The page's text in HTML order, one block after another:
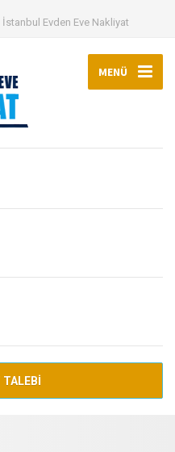
İstanbul Evden Eve Nakliyat
MENÜ
TALEBİ